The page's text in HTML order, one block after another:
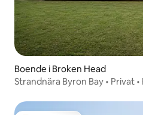
Boende i Broken Head
Strandnära Byron Bay • Privat